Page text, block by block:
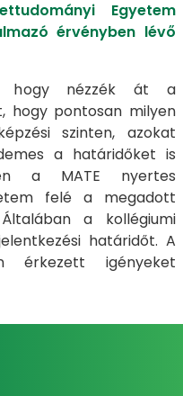
Egyetem
érvényben lévő
hogy nézzék át a
hogy pontosan milyen
szinten, azokat
a határidőket is
a MATE nyertes
felé a megadott
a kollégiumi
határidőt. A
érkezett igényeket